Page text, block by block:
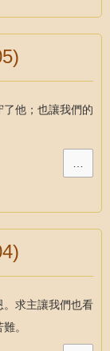
他；也讓我們的
…
。求主讓我們也看
。